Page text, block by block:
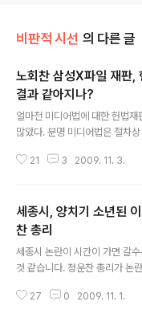
비판적 시선 의 다른 글
노회찬 삼성X파일 재판,
결과 같아지나?
얼마전 미디어법에 대한 헌법재
많았다. 분명 미디어법은 절차
저히 이해하기 힘든 판결이었다.
이 주류인것 같다. 오늘 노회찬
판을 받았다. 2005년 온나라를
에 대한 재판이었다. 말이 삼성
한 재판이 아니라 문제제기를
삼성그룹 회장과 홍석현 중앙일
21 3 2009. 11. 3.
세종시, 양치기 소년된
찬 총리
세종시 논란이 시간이 가면 갈
것 같습니다. 정운찬 총리가 논
찬반이 엇갈리고 있습니다. 10
27 0 2009. 11. 1.